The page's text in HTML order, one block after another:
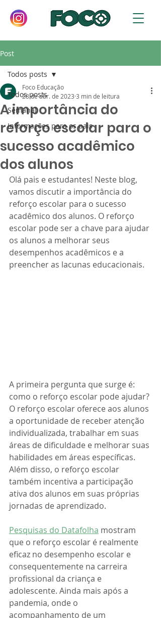
Post
Todos posts
Semanal
Informações para os pais
Todos posts
A importância do
reforço escolar para o
sucesso acadêmico
dos alunos
Foco Educação
28 de abr. de 2023 3 min de leitura
Olá pais e estudantes! Neste blog,
vamos discutir a importância do
reforço escolar para o sucesso
acadêmico dos alunos. O reforço
escolar pode ser a chave para ajudar
os alunos a melhorar seus
desempenhos acadêmicos e a
preencher as lacunas educacionais.
A primeira pergunta que surge é:
como o reforço escolar pode ajudar?
O reforço escolar oferece aos alunos
a oportunidade de receber atenção
individualizada, trabalhar em suas
áreas de dificuldade e melhorar suas
habilidades em áreas específicas.
Além disso, o reforço escolar
também incentiva a participação
ativa dos alunos em suas próprias
jornadas de aprendizado.
Pesquisas do Datafolha mostram
que o reforço escolar é realmente
eficaz no desempenho escolar e
consequentemente na carreira
profissional da criança e
adolescente. Ainda mais após a
pandemia, onde o
acompanhamento de um